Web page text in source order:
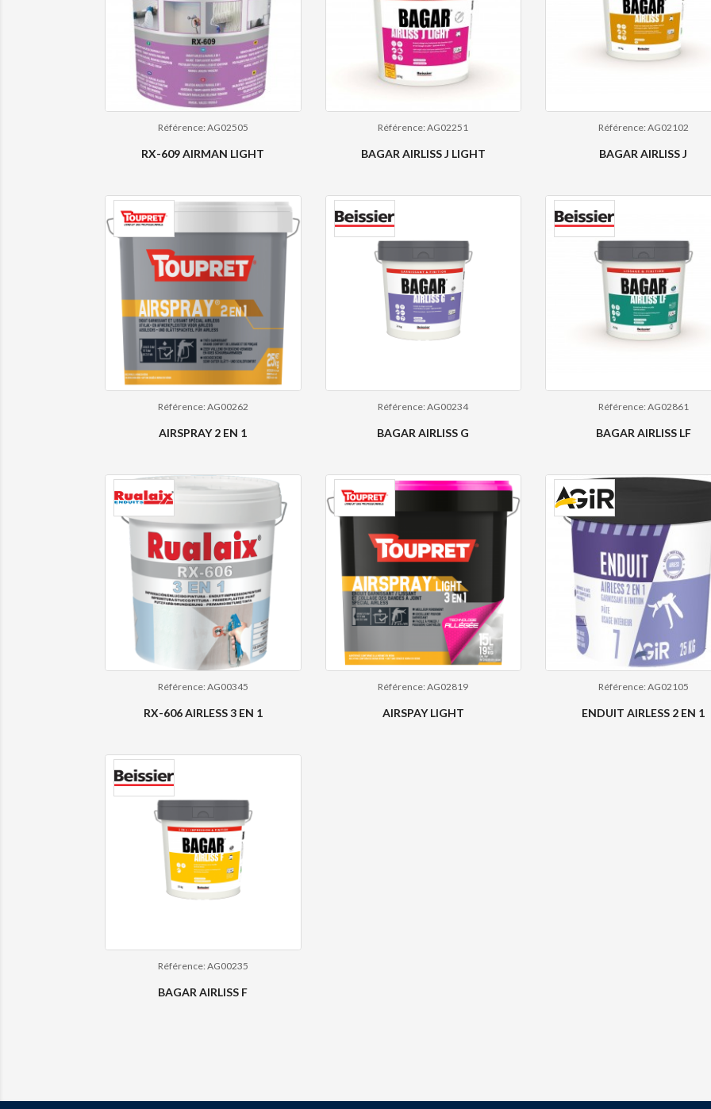
Référence: AG02505
RX-609 AIRMAN LIGHT
Référence: AG02251
BAGAR AIRLISS J LIGHT
Référence: AG02102
BAGAR AIRLISS J
Référence: AG00262
AIRSPRAY 2 EN 1
Référence: AG00234
BAGAR AIRLISS G
Référence: AG02861
BAGAR AIRLISS LF
Référence: AG00345
RX-606 AIRLESS 3 EN 1
Référence: AG02819
AIRSPAY LIGHT
Référence: AG02105
ENDUIT AIRLESS 2 EN 1
Référence: AG00235
BAGAR AIRLISS F